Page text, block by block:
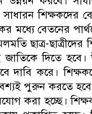
শিক্ষকদের
মধ্যে বেতনের
ছাত্র-ছাত্রীদের
জাতিকে দিতে
দাবি করে।
পুরুন করতে
করা হচ্ছে।